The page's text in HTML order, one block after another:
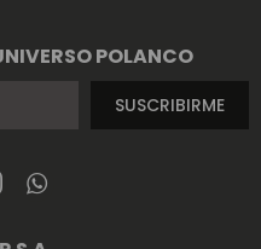

POLANCO
SUSCRIBIRME